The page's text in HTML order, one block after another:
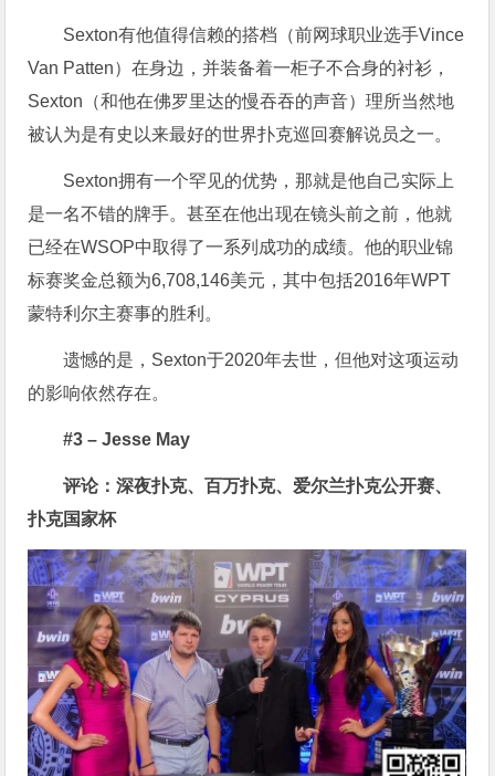
Sexton有他值得信赖的搭档（前网球职业选手Vince
Van Patten）在身边，并装备着一柜子不合身的衬衫，
Sexton（和他在佛罗里达的慢吞吞的声音）理所当然地
被认为是有史以来最好的世界扑克巡回赛解说员之一。
Sexton拥有一个罕见的优势，那就是他自己实际上
是一名不错的牌手。甚至在他出现在镜头前之前，他就
已经在WSOP中取得了一系列成功的成绩。他的职业锦
标赛奖金总额为6,708,146美元，其中包括2016年WPT
蒙特利尔主赛事的胜利。
遗憾的是，Sexton于2020年去世，但他对这项运动
的影响依然存在。
#3 – Jesse May
评论：深夜扑克、百万扑克、爱尔兰扑克公开赛、
扑克国家杯